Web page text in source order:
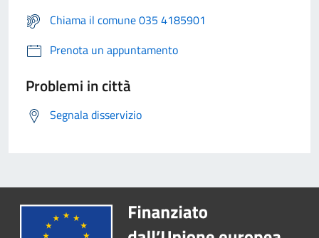
Chiama il comune 035 4185901
Prenota un appuntamento
Problemi in città
Segnala disservizio